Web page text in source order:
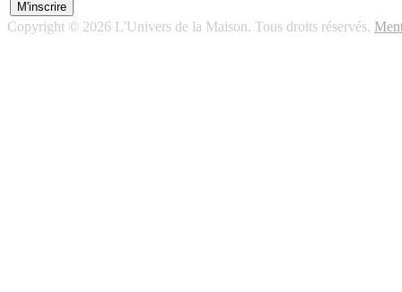
Copyright © 2026 L'Univers de la Maison. Tous droits réservés.